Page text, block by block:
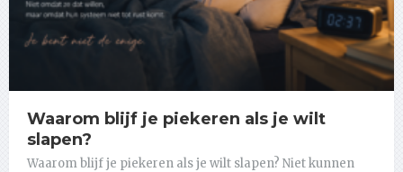
Waarom blijf je piekeren als je wilt
slapen?
Waarom blijf je piekeren als je wilt slapen? Niet kunnen